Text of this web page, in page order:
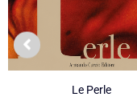
Le Perle